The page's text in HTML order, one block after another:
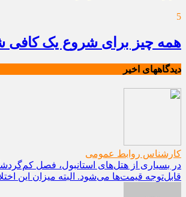
5
همه چیز برای شروع یک کافی
دیدگاههای اخیر
کارشناس روابط عمومی
در بسیاری از هتل‌های استانبول، فصل
قابل‌توجه قیمت‌ها می‌شود. البته میزان این